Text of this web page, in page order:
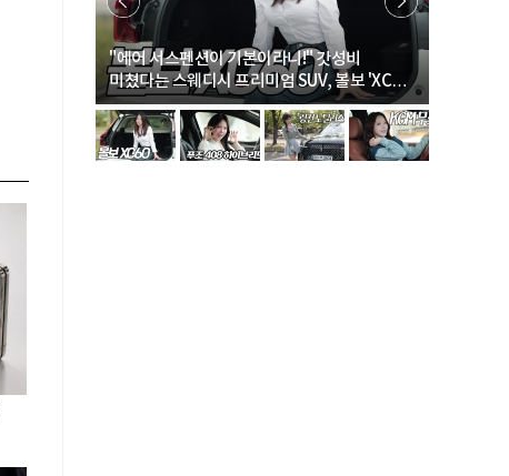
"에어 서스펜션이 기본이라니!" 갓성비
미쳤다는 스웨디시 프리미엄 SUV, 볼보 'XC60
B5 울트라'